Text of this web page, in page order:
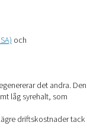
av
utan även i
och